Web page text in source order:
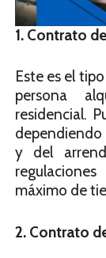
1. Contrato
Este es el
persona
residencial.
y del
máximo de
2. Contrato